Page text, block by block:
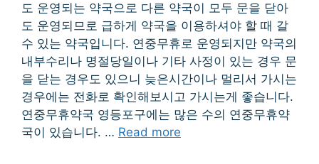
도 운영되는 약국으로 다른 약국이 모두 문을 닫아
도 운영되므로 급하게 약국을 이용하셔야 할 때 갈
수 있는 약국입니다. 연중무휴로 운영되지만 약국의
내부수리나 명절당일이나 기타 사정이 있는 경우 문
을 닫는 경우도 있으니 늦은시간이나 멀리서 가시는
경우에는 전화로 확인해보시고 가시는게 좋습니다.
연중무휴약국 영등포구에는 많은 수의 연중무휴약
국이 있습니다. … Read more